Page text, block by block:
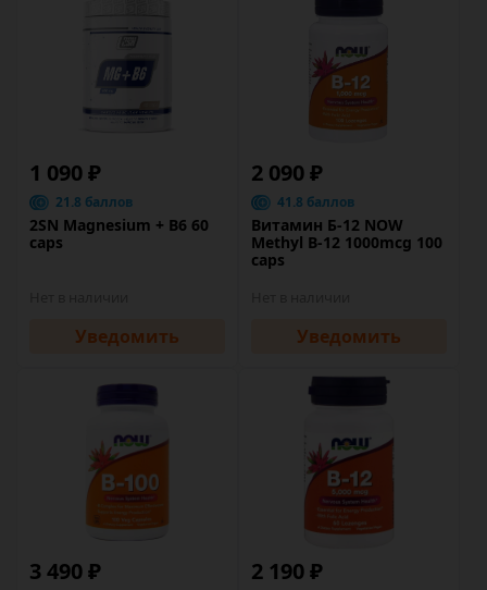
1 090 ₽
21.8 баллов
2SN Magnesium + B6 60
caps
Уведомить
2 090 ₽
41.8 баллов
Витамин Б-12 NOW
Methyl B-12 1000mcg 100
caps
Уведомить
3 490 ₽ 2 190 ₽